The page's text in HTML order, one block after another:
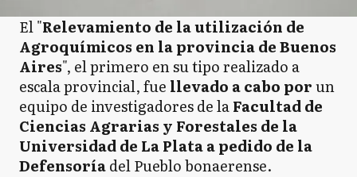
El "Relevamiento de la utilización de
Agroquímicos en la provincia de Buenos
Aires", el primero en su tipo realizado a
escala provincial, fue llevado a cabo porun
equipo de investigadores de laFacultad de
Ciencias Agrarias y Forestales de la
Universidad de La Plata a pedido de la
Defensoríadel Pueblo bonaerense.